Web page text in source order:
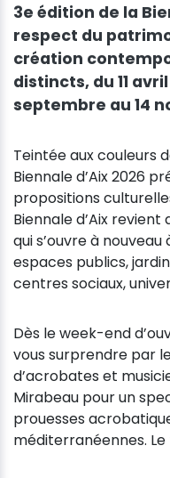
3e édition de la
respect du
création
distincts, du 11
septembre au 14
Teintée aux couleurs
Biennale d’Aix 2026
propositions
Biennale d’Aix
qui s’ouvre à
espaces publics,
centres sociaux,
Dès le week-end
vous surprendre par
d’acrobates et
Mirabeau pour un
prouesses
méditerranéennes.